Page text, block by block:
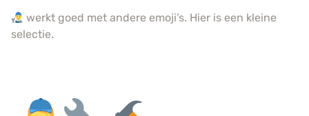
werkt goed met andere emoji’s. Hier is een kleine
selectie.